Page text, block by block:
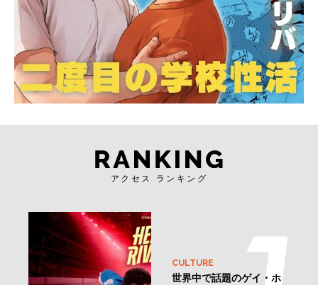
アクセス ランキング
CULTURE
世界中で話題のゲイ・ホ